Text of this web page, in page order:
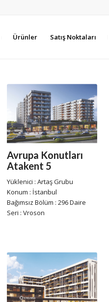
Ürünler Satış Noktaları
Avrupa Konutları
Atakent 5
Yüklenici : Artaş Grubu
Konum : İstanbul
Bağımsız Bölüm : 296 Daire
Seri : Vroson